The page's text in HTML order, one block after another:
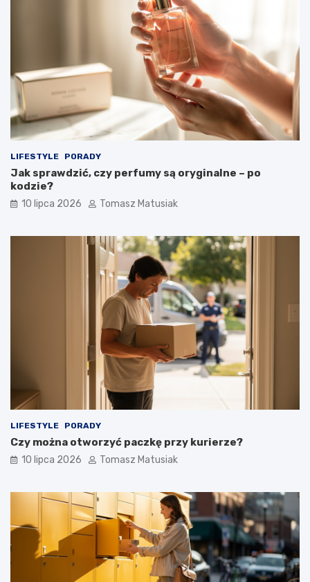
LIFESTYLE PORADY
Jak sprawdzić, czy perfumy są oryginalne – po
kodzie?
10 lipca 2026 Tomasz Matusiak
LIFESTYLE PORADY
Czy można otworzyć paczkę przy kurierze?
10 lipca 2026 Tomasz Matusiak